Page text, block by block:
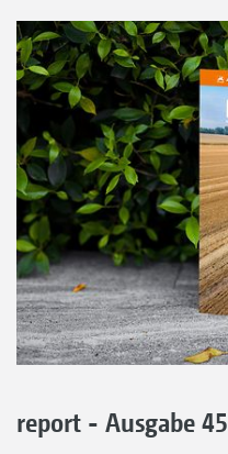
report - Ausgabe 45